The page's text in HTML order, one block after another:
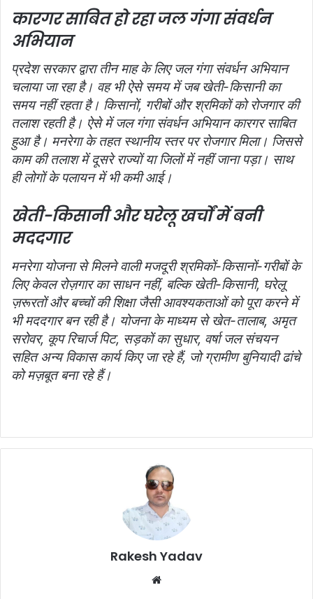
कारगर साबित हो रहा जल गंगा संवर्धन
अभियान
प्रदेश सरकार द्वारा तीन माह के लिए जल गंगा संवर्धन अभियान
चलाया जा रहा है। वह भी ऐसे समय में जब खेती-किसानी का
समय नहीं रहता है। किसानों, गरीबों और श्रमिकों को रोजगार की
तलाश रहती है। ऐसे में जल गंगा संवर्धन अभियान कारगर साबित
हुआ है। मनरेगा के तहत स्थानीय स्तर पर रोजगार मिला। जिससे
काम की तलाश में दूसरे राज्यों या जिलों में नहीं जाना पड़ा। साथ
ही लोगों के पलायन में भी कमी आई।
खेती-किसानी और घरेलू खर्चों में बनी
मददगार
मनरेगा योजना से मिलने वाली मजदूरी श्रमिकों-किसानों-गरीबों के
लिए केवल रोज़गार का साधन नहीं, बल्कि खेती-किसानी, घरेलू
ज़रूरतों और बच्चों की शिक्षा जैसी आवश्यकताओं को पूरा करने में
भी मददगार बन रही है। योजना के माध्यम से खेत-तालाब, अमृत
सरोवर, कूप रिचार्ज पिट, सड़कों का सुधार, वर्षा जल संचयन
सहित अन्य विकास कार्य किए जा रहे हैं, जो ग्रामीण बुनियादी ढांचे
को मज़बूत बना रहे हैं।
Rakesh Yadav